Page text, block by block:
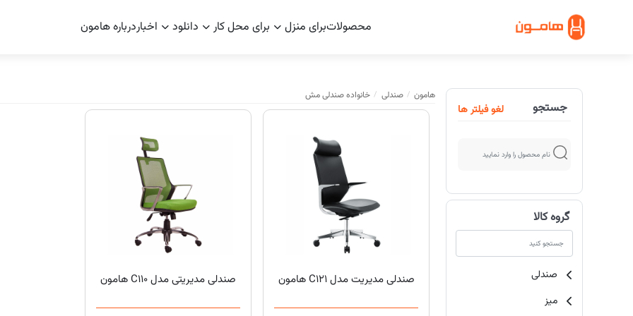
محصولاتبرای منزل برای محل کار دانلود اخباردرباره هامون
جستجو لغو فیلتر ها
گروه کالا
صندلی
میز
هامون صندلی خانواده صندلی مش
صندلی مدیریت مدل C121 هامون صندلی مدیریتی مدل C110 هامون